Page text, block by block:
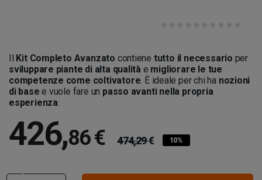
Il Kit Completo Avanzato contiene tutto il necessario per
sviluppare piante di alta qualità e migliorare le tue
competenze come coltivatore. È ideale per chi ha nozioni
di base e vuole fare un passo avanti nella propria
esperienza.
426,86 € 474,29 € 10%